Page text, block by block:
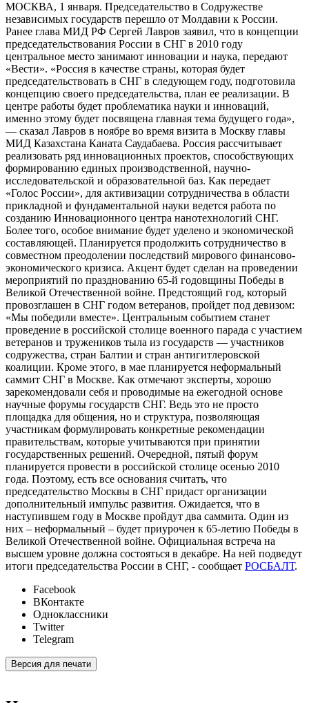
МОСКВА, 1 января. Председательство в Содружестве
независимых государств перешло от Молдавии к России.
Ранее глава МИД РФ Сергей Лавров заявил, что в концепции
председательствования России в СНГ в 2010 году
центральное место занимают инновации и наука, передают
«Вести». «Россия в качестве страны, которая будет
председательствовать в СНГ в следующем году, подготовила
концепцию своего председательства, план ее реализации. В
центре работы будет проблематика науки и инноваций,
именно этому будет посвящена главная тема будущего года»,
— сказал Лавров в ноябре во время визита в Москву главы
МИД Казахстана Каната Саудабаева. Россия рассчитывает
реализовать ряд инновационных проектов, способствующих
формированию единых производственной, научно-
исследовательской и образовательной баз. Как передает
«Голос России», для активизации сотрудничества в области
прикладной и фундаментальной науки ведется работа по
созданию Инновационного центра нанотехнологий СНГ.
Более того, особое внимание будет уделено и экономической
составляющей. Планируется продолжить сотрудничество в
совместном преодолении последствий мирового финансово-
экономического кризиса. Акцент будет сделан на проведении
мероприятий по празднованию 65-й годовщины Победы в
Великой Отечественной войне. Предстоящий год, который
провозглашен в СНГ годом ветеранов, пройдет под девизом:
«Мы победили вместе». Центральным событием станет
проведение в российской столице военного парада с участием
ветеранов и тружеников тыла из государств — участников
содружества, стран Балтии и стран антигитлеровской
коалиции. Кроме этого, в мае планируется неформальный
саммит СНГ в Москве. Как отмечают эксперты, хорошо
зарекомендовали себя и проводимые на ежегодной основе
научные форумы государств СНГ. Ведь это не просто
площадка для общения, но и структура, позволяющая
участникам формулировать конкретные рекомендации
правительствам, которые учитываются при принятии
государственных решений. Очередной, пятый форум
планируется провести в российской столице осенью 2010
года. Поэтому, есть все основания считать, что
председательство Москвы в СНГ придаст организации
дополнительный импульс развития. Ожидается, что в
наступившем году в Москве пройдут два саммита. Один из
них – неформальный – будет приурочен к 65-летию Победы в
Великой Отечественной войне. Официальная встреча на
высшем уровне должна состояться в декабре. На ней подведут
итоги председательства России в СНГ, - сообщает РОСБАЛТ.
Facebook
ВКонтакте
Одноклассники
Twitter
Telegram
Версия для печати